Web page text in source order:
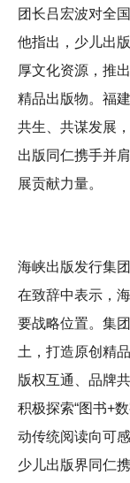
团长吕宏波对全
他指出，少儿出
厚文化资源，推
精品出版物。福
共生、共谋发展
出版同仁携手并
展贡献力量。
海峡出版发行集
在致辞中表示，
要战略位置。集
土，打造原创精
版权互通、品牌
积极探索“图书+
动传统阅读向可
少儿出版界同仁